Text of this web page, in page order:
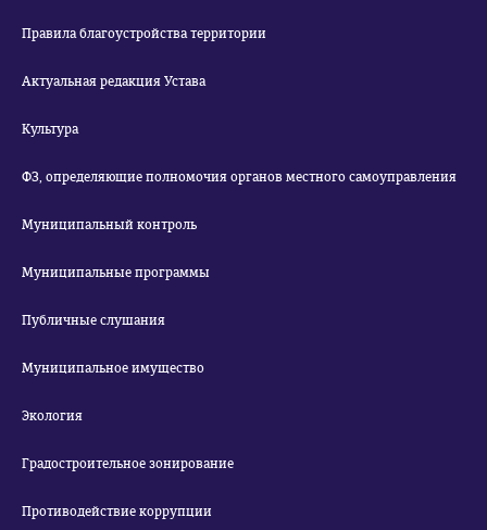
Правила благоустройства территории
Актуальная редакция Устава
Культура
ФЗ, определяющие полномочия органов местного самоуправления
Муниципальный контроль
Муниципальные программы
Публичные слушания
Муниципальное имущество
Экология
Градостроительное зонирование
Противодействие коррупции